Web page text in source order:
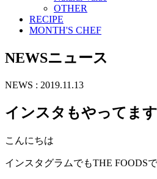
OTHER
RECIPE
MONTH'S CHEF
NEWSニュース
NEWS : 2019.11.13
インスタもやってます
こんにちは
インスタグラムでもTHE FOODS